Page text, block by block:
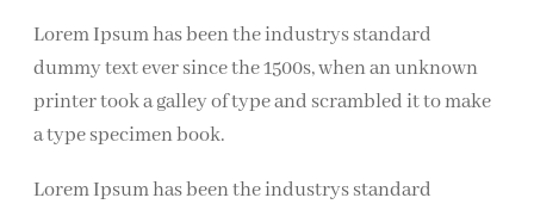
Lorem Ipsum has been the industrys standard
dummy text ever since the 1500s, when an unknown
printer took a galley of type and scrambled it to make
a type specimen book.
Lorem Ipsum has been the industrys standard